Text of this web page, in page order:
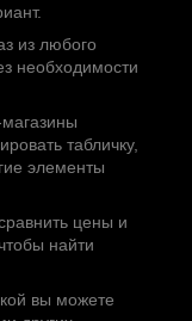
из любого
необходимости
табличку,
элементы
цены и
найти
вы можете